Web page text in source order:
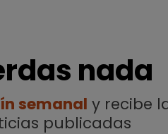
nada
semanal y recibe
publicadas